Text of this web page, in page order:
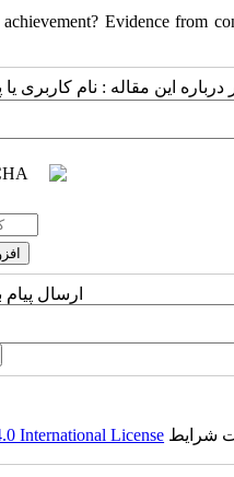
Evidence from
درباره این مقاله : نام کاربری
ارسال
شرایط International License